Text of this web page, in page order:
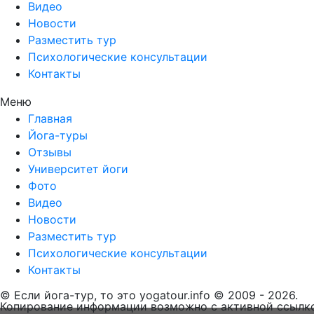
Видео
Новости
Разместить тур
Психологические консультации
Контакты
Меню
Главная
Йога-туры
Отзывы
Университет йоги
Фото
Видео
Новости
Разместить тур
Психологические консультации
Контакты
© Если йога-тур, то это yogatour.info © 2009 - 2026.
Копирование информации возможно с активной